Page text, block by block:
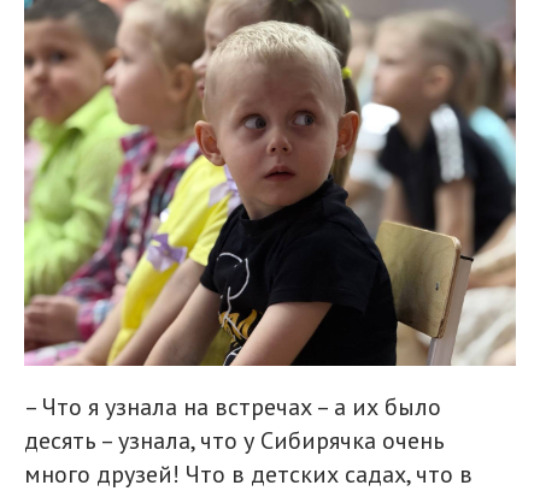
– Что я узнала на встречах – а их было
десять – узнала, что у Сибирячка очень
много друзей! Что в детских садах, что в